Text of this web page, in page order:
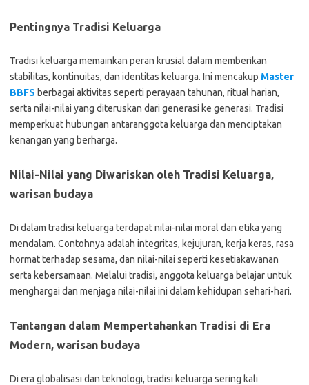
Pentingnya Tradisi Keluarga
Tradisi keluarga memainkan peran krusial dalam memberikan
stabilitas, kontinuitas, dan identitas keluarga. Ini mencakup Master
BBFS berbagai aktivitas seperti perayaan tahunan, ritual harian,
serta nilai-nilai yang diteruskan dari generasi ke generasi. Tradisi
memperkuat hubungan antaranggota keluarga dan menciptakan
kenangan yang berharga.
Nilai-Nilai yang Diwariskan oleh Tradisi Keluarga,
warisan budaya
Di dalam tradisi keluarga terdapat nilai-nilai moral dan etika yang
mendalam. Contohnya adalah integritas, kejujuran, kerja keras, rasa
hormat terhadap sesama, dan nilai-nilai seperti kesetiakawanan
serta kebersamaan. Melalui tradisi, anggota keluarga belajar untuk
menghargai dan menjaga nilai-nilai ini dalam kehidupan sehari-hari.
Tantangan dalam Mempertahankan Tradisi di Era
Modern, warisan budaya
Di era globalisasi dan teknologi, tradisi keluarga sering kali